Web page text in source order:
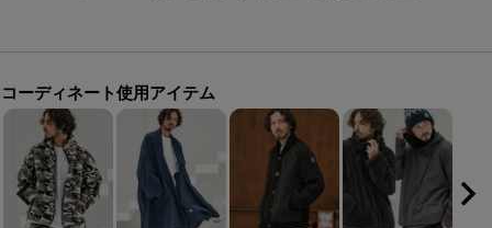
コーディネート使用アイテム